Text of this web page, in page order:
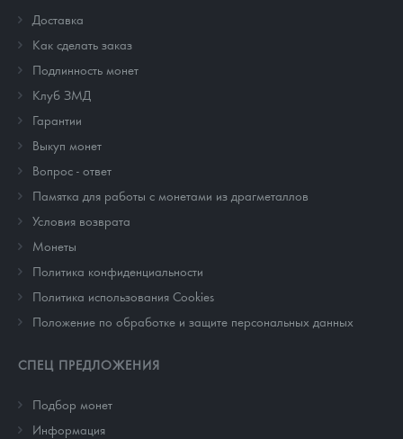
Доставка
Как сделать заказ
Подлинность монет
Клуб ЗМД
Гарантии
Выкуп монет
Вопрос - ответ
Памятка для работы с монетами из драгметаллов
Условия возврата
Монеты
Политика конфиденциальности
Политика использования Cookies
Положение по обработке и защите персональных данных
СПЕЦ ПРЕДЛОЖЕНИЯ
Подбор монет
Информация